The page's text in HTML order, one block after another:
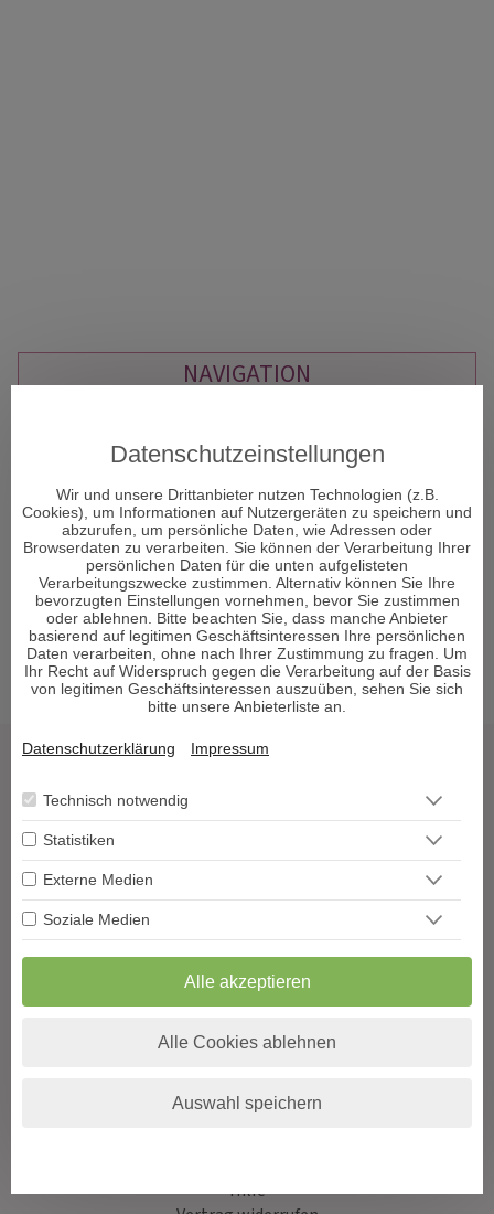
NAVIGATION
Kartenlegen Gratisgespräch
Liebestarot
Dualseelenliebe
Astrologische Beratung am Telefon
Tarotkarten Bedeutung
Reguläre Webseite
Hellsehen & Wahrsagen
Astrologie & Horoskope
Medium & Channeling
Liebe & Partnerschaft
Beruf & Karriere
Sonstige Bereiche
Impressum
AGB
Widerrufsformular
Hilfe
Datenschutzeinstellungen
Wir und unsere Drittanbieter nutzen Technologien (z.B.
Cookies), um Informationen auf Nutzergeräten zu speichern und
abzurufen, um persönliche Daten, wie Adressen oder
Browserdaten zu verarbeiten. Sie können der Verarbeitung Ihrer
persönlichen Daten für die unten aufgelisteten
Verarbeitungszwecke zustimmen. Alternativ können Sie Ihre
bevorzugten Einstellungen vornehmen, bevor Sie zustimmen
oder ablehnen. Bitte beachten Sie, dass manche Anbieter
basierend auf legitimen Geschäftsinteressen Ihre persönlichen
Daten verarbeiten, ohne nach Ihrer Zustimmung zu fragen. Um
Ihr Recht auf Widerspruch gegen die Verarbeitung auf der Basis
von legitimen Geschäftsinteressen auszuüben, sehen Sie sich
bitte unsere Anbieterliste an.
Datenschutzerklärung Impressum
Technisch notwendig
Statistiken
Externe Medien
Soziale Medien
Alle akzeptieren
Alle Cookies ablehnen
Auswahl speichern